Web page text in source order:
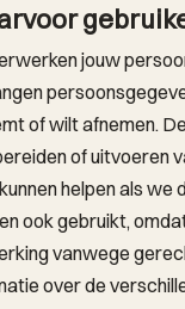
jouw
of wilt afnemen.
of uitvoeren
helpen als
ook gebruikt,
vanwege
over de